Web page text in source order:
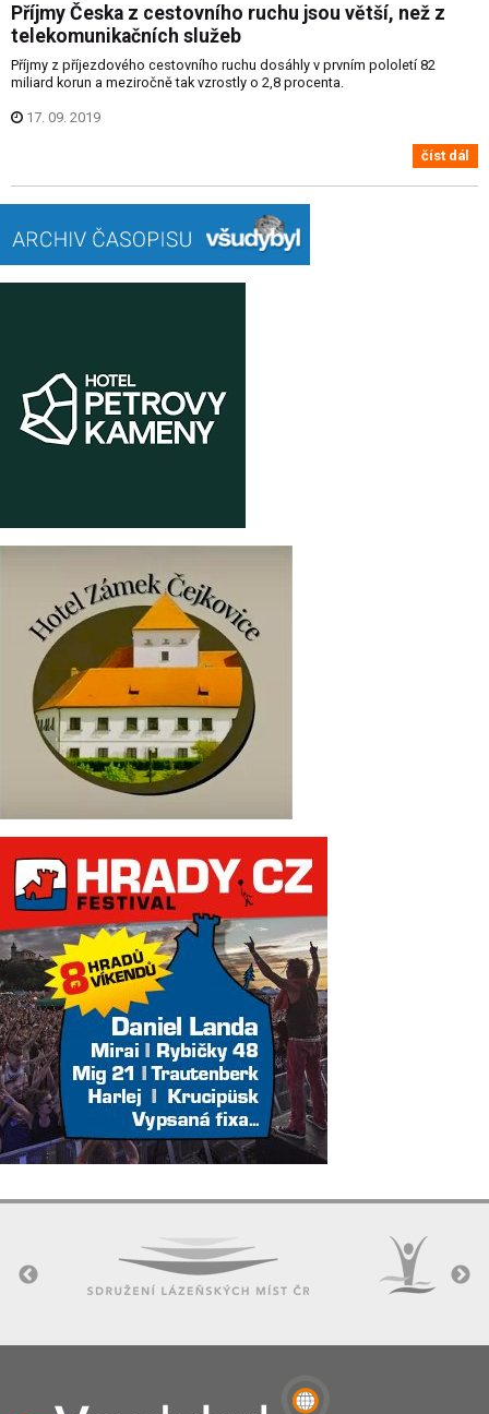
Příjmy Česka z cestovního ruchu jsou větší, než z
telekomunikačních služeb
Příjmy z příjezdového cestovního ruchu dosáhly v prvním pololetí 82
miliard korun a meziročně tak vzrostly o 2,8 procenta.
17. 09. 2019
číst dál